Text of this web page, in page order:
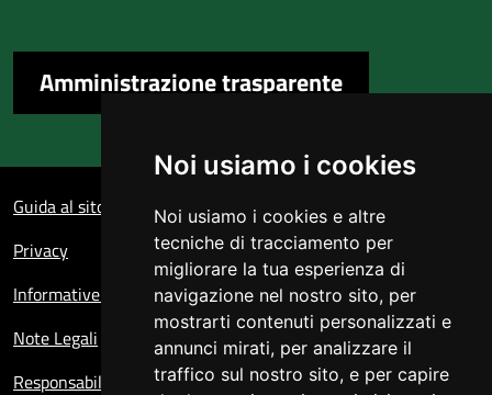
Noi usiamo i cookies
Noi usiamo i cookies e altre
tecniche di tracciamento per
migliorare la tua esperienza di
navigazione nel nostro sito, per
mostrarti contenuti personalizzati e
annunci mirati, per analizzare il
traffico sul nostro sito, e per capire
Amministrazione trasparente
Guida al sito
Privacy
Informative sul trattamento dei dati personali
Note Legali
Responsabile del sito